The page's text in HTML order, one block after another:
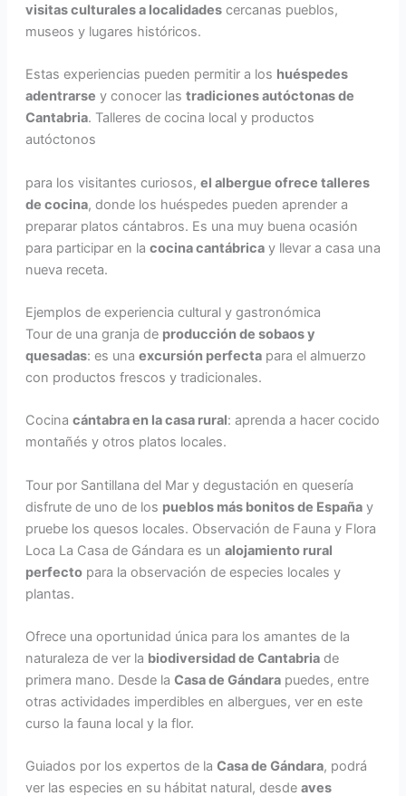
visitas culturales a localidadescercanas pueblos,
museos y lugares históricos.
Estas experiencias pueden permitir a los huéspedes
adentrarse y conocer las tradiciones autóctonas de
Cantabria. Talleres de cocina local y productos
autóctonos
para los visitantes curiosos, el albergue ofrece talleres
de cocina, donde los huéspedes pueden aprender a
preparar platos cántabros. Es una muy buena ocasión
para participar en la cocina cantábricay llevar a casa una
nueva receta.
Ejemplos de experiencia cultural y gastronómica
Tour de una granja de producción de sobaos y
quesadas: es una excursión perfectapara el almuerzo
con productos frescos y tradicionales.
Cocina cántabra en la casa rural: aprenda a hacer cocido
montañés y otros platos locales.
Tour por Santillana del Mar y degustación en quesería
disfrute de uno de los pueblos más bonitos de Españay
pruebe los quesos locales. Observación de Fauna y Flora
Loca La Casa de Gándara es un alojamiento rural
perfectopara la observación de especies locales y
plantas.
Ofrece una oportunidad única para los amantes de la
naturaleza de ver la biodiversidad de Cantabriade
primera mano. Desde la Casa de Gándarapuedes, entre
otras actividades imperdibles en albergues, ver en este
curso la fauna local y la flor.
Guiados por los expertos de la Casa de Gándara, podrá
ver las especies en su hábitat natural, desde aves